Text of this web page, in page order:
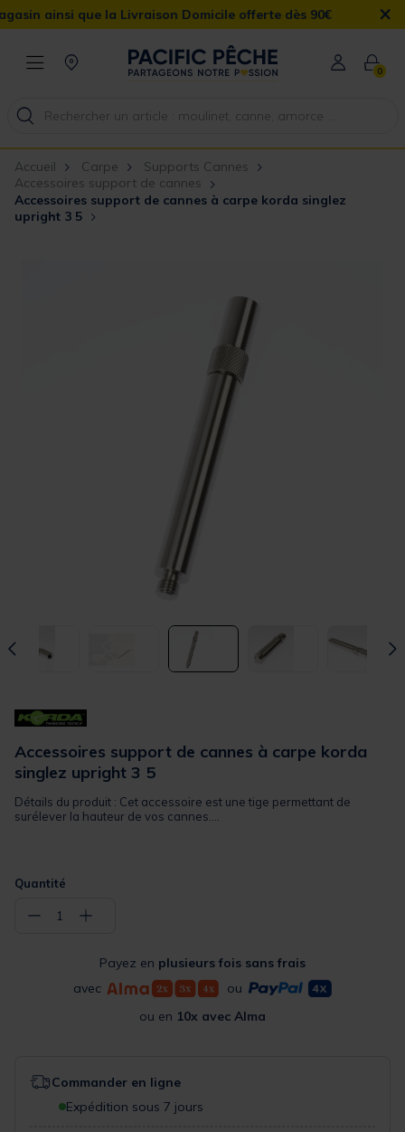
que la Livraison Domicile offerte dès 90€ ×
0
Accueil Carpe
Supports Cannes
Accessoires support de cannes
Accessoires support de cannes à carpe korda singlez
upright 3 5
Accessoires support de cannes à carpe korda
singlez upright 3 5
Détails du produit : Cet accessoire est une tige permettant de
surélever la hauteur de vos cannes....
Quantité
− 1 +
Payez en plusieurs fois sans frais
avec
ou
ou en 10x avec Alma
Commander en ligne
Expédition sous 7 jours